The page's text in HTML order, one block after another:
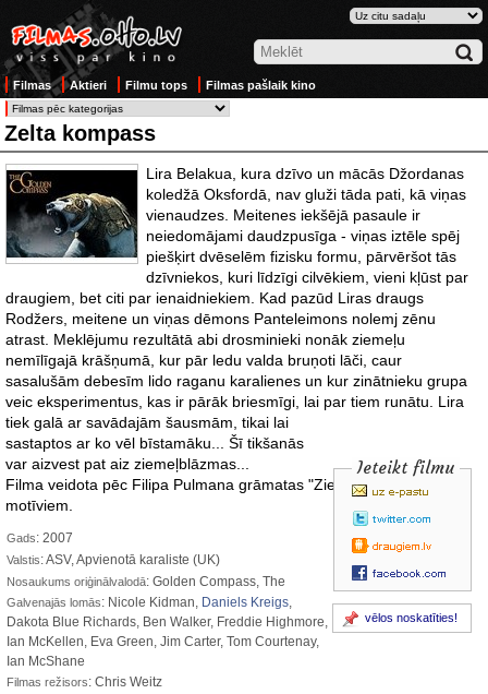
Filmas Aktieri Filmu tops Filmas pašlaik kino
Zelta kompass
Lira Belakua, kura dzīvo un mācās Džordanas
koledžā Oksfordā, nav gluži tāda pati, kā viņas
vienaudzes. Meitenes iekšējā pasaule ir
neiedomājami daudzpusīga - viņas iztēle spēj
piešķirt dvēselēm fizisku formu, pārvēršot tās
dzīvniekos, kuri līdzīgi cilvēkiem, vieni kļūst par
draugiem, bet citi par ienaidniekiem. Kad pazūd Liras draugs
Rodžers, meitene un viņas dēmons Panteleimons nolemj zēnu
atrast. Meklējumu rezultātā abi drosminieki nonāk ziemeļu
nemīlīgajā krāšņumā, kur pār ledu valda bruņoti lāči, caur
sasalušām debesīm lido raganu karalienes un kur zinātnieku grupa
veic eksperimentus, kas ir pārāk briesmīgi, lai par tiem runātu. Lira
tiek galā ar savādajām šausmām, tikai lai
sastaptos ar ko vēl bīstamāku... Šī tikšanās
var aizvest pat aiz ziemeļblāzmas...
Filma veidota pēc Filipa Pulmana grāmatas "Ziemeļblāzma"
motīviem.
Ieteikt filmu
vēlos noskatīties!
Gads: 2007
Valstis: ASV, Apvienotā karaliste (UK)
Nosaukums oriģinālvalodā: Golden Compass, The
Galvenajās lomās: Nicole Kidman, Daniels Kreigs,
Dakota Blue Richards, Ben Walker, Freddie Highmore,
Ian McKellen, Eva Green, Jim Carter, Tom Courtenay,
Ian McShane
Filmas režisors: Chris Weitz